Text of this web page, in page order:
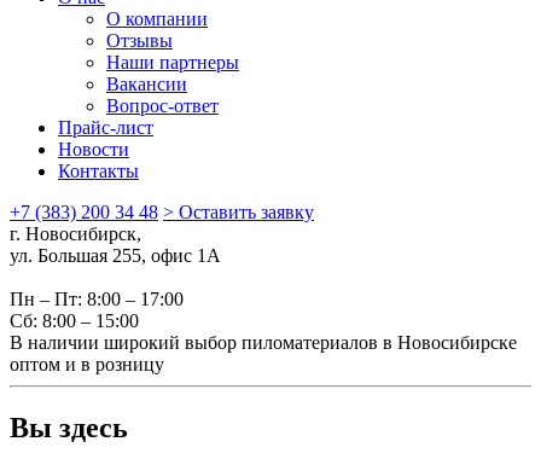
О компании
Отзывы
Наши партнеры
Вакансии
Вопрос-ответ
Прайс-лист
Новости
Контакты
+7 (383) 200 34 48 > Оставить заявку
г. Новосибирск,
ул. Большая 255, офис 1А
Пн – Пт: 8:00 – 17:00
Сб: 8:00 – 15:00
В наличии широкий выбор пиломатериалов в Новосибирске
оптом и в розницу
Вы здесь